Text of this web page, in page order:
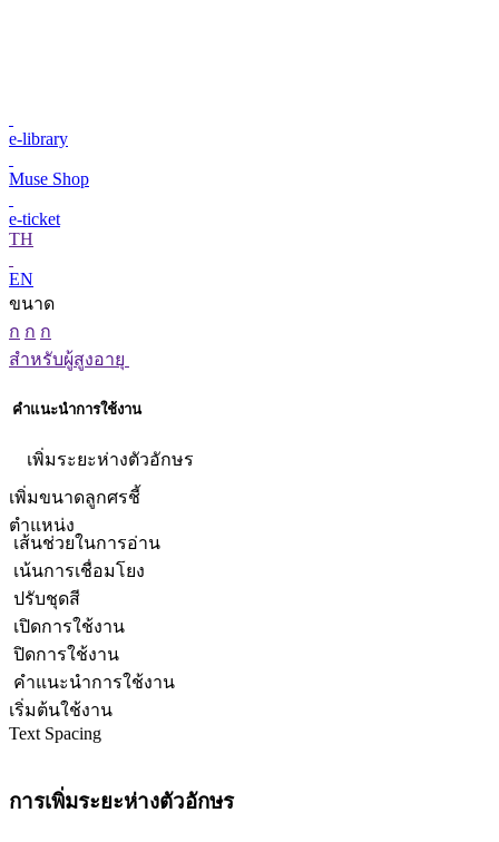
e-library
Muse Shop
e-ticket
TH
EN
ขนาด
ก ก ก
สำหรับผู้สูงอายุ
คำแนะนำการใช้งาน
เพิ่มระยะห่างตัวอักษร
เพิ่มขนาดลูกศรชี้
ตำแหน่ง
เส้นช่วยในการอ่าน
เน้นการเชื่อมโยง
ปรับชุดสี
เปิดการใช้งาน
ปิดการใช้งาน
คำแนะนำการใช้งาน
เริ่มต้นใช้งาน
Text Spacing
การเพิ่มระยะห่างตัวอักษร